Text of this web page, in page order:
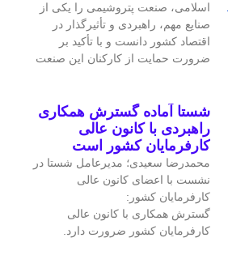
اسلامی، صنعت پتروشیمی را یکی از
صنایع مهم، راهبردی و تأثیرگذار در
اقتصاد کشور دانست و با تأکید بر
ضرورت حمایت از کارکنان این صنعت
شستا آماده گسترش همکاری
راهبردی با کانون عالی
کارفرمایان کشور است
محمدرضا سعیدی؛ مدیرعامل شستا در
نشست با اعضای کانون عالی
کارفرمایان کشور:
گسترش همکاری با کانون عالی
کارفرمایان کشور ضرورت دارد.